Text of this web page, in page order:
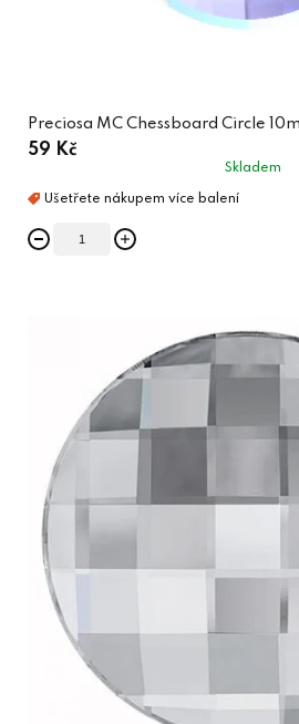
Preciosa MC Chessboard Circle
59 Kč
Skladem